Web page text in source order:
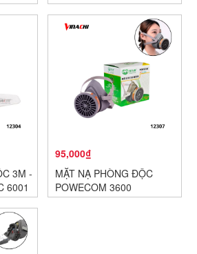
3M -
6001
95,000₫
MẶT NẠ PHÒNG ĐỘC
POWECOM 3600